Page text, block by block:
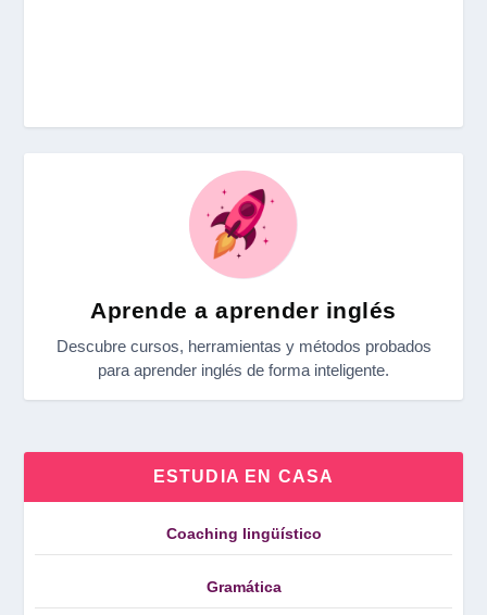
Aprende a aprender inglés
Descubre cursos, herramientas y métodos probados
para aprender inglés de forma inteligente.
ESTUDIA EN CASA
Coaching lingüístico
Gramática